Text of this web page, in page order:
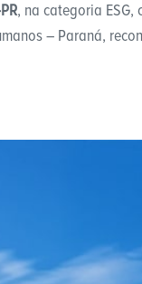
, na categoria ESG,
– Paraná,